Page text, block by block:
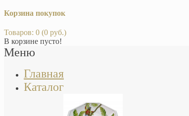
Корзина покупок
Товаров: 0 (0 руб.)
В корзине пусто!
Меню
Главная
Каталог